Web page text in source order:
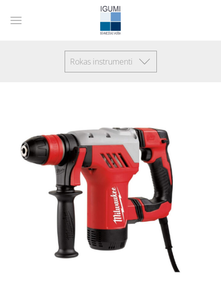
Rokas instrumenti